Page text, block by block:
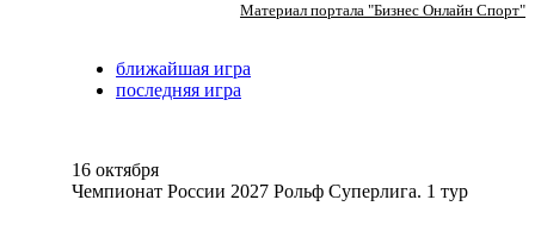
Материал портала "Бизнес Онлайн Спорт"
ближайшая игра
последняя игра
16 октября
Чемпионат России 2027 Рольф Суперлига. 1 тур